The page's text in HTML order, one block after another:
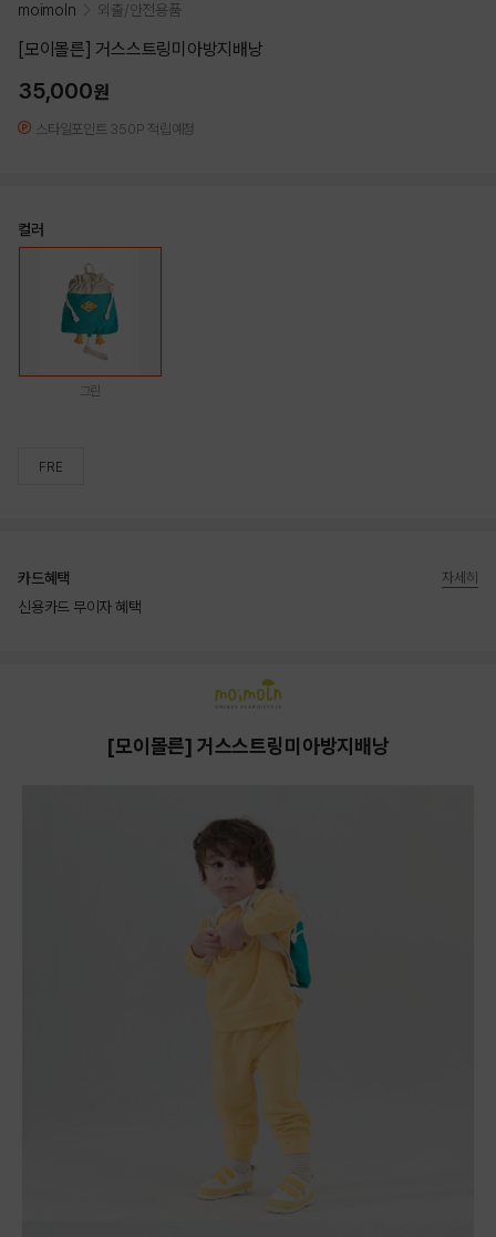
moimoln 외출/안전용품
[모이몰른] 거스스트링미아방지배낭
35,000원
스타일포인트 350P 적립예정
컬러
그린
FRE
카드혜택
신용카드 무이자 혜택
자세히
[모이몰른] 거스스트링미아방지배낭